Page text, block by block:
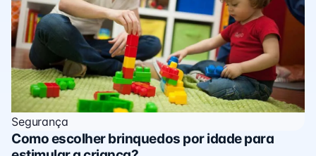
Segurança
Como escolher brinquedos por idade para